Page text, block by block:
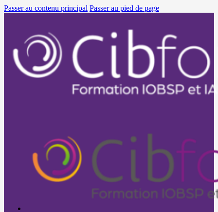
Passer au contenu principal Passer au pied de page